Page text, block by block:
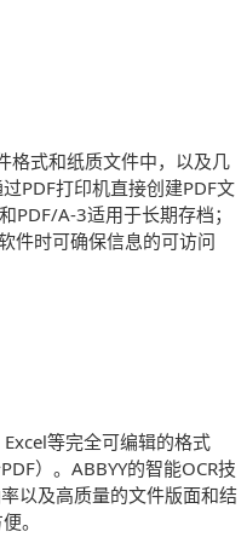
格式和纸质文件中，以及几
PDF打印机直接创建PDF文
PDF/A-3适用于长期存档；
件时可确保信息的可访问
等完全可编辑的格式
）。ABBYY的智能OCR技
以及高质量的文件版面和结
。